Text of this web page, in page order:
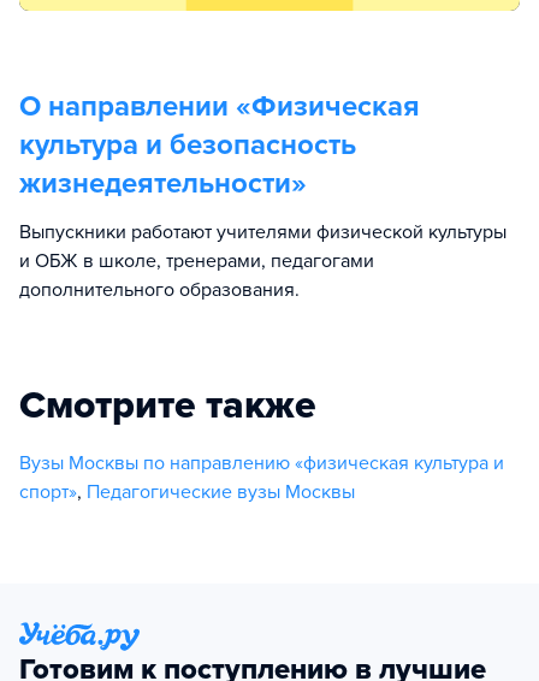
О направлении «Физическая
культура и безопасность
жизнедеятельности»
Выпускники работают учителями физической культуры
и ОБЖ в школе, тренерами, педагогами
дополнительного образования.
Смотрите также
Вузы Москвы по направлению «физическая культура и
спорт», Педагогические вузы Москвы
Готовим к поступлению в лучшие